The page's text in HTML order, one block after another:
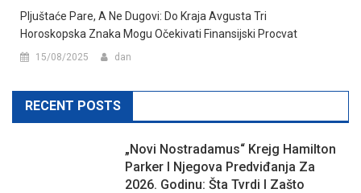
Pljuštaće Pare, A Ne Dugovi: Do Kraja Avgusta Tri
Horoskopska Znaka Mogu Očekivati Finansijski Procvat
15/08/2025 dan
RECENT POSTS
„Novi Nostradamus“ Krejg Hamilton
Parker I Njegova Predviđanja Za
2026. Godinu: Šta Tvrdi I Zašto